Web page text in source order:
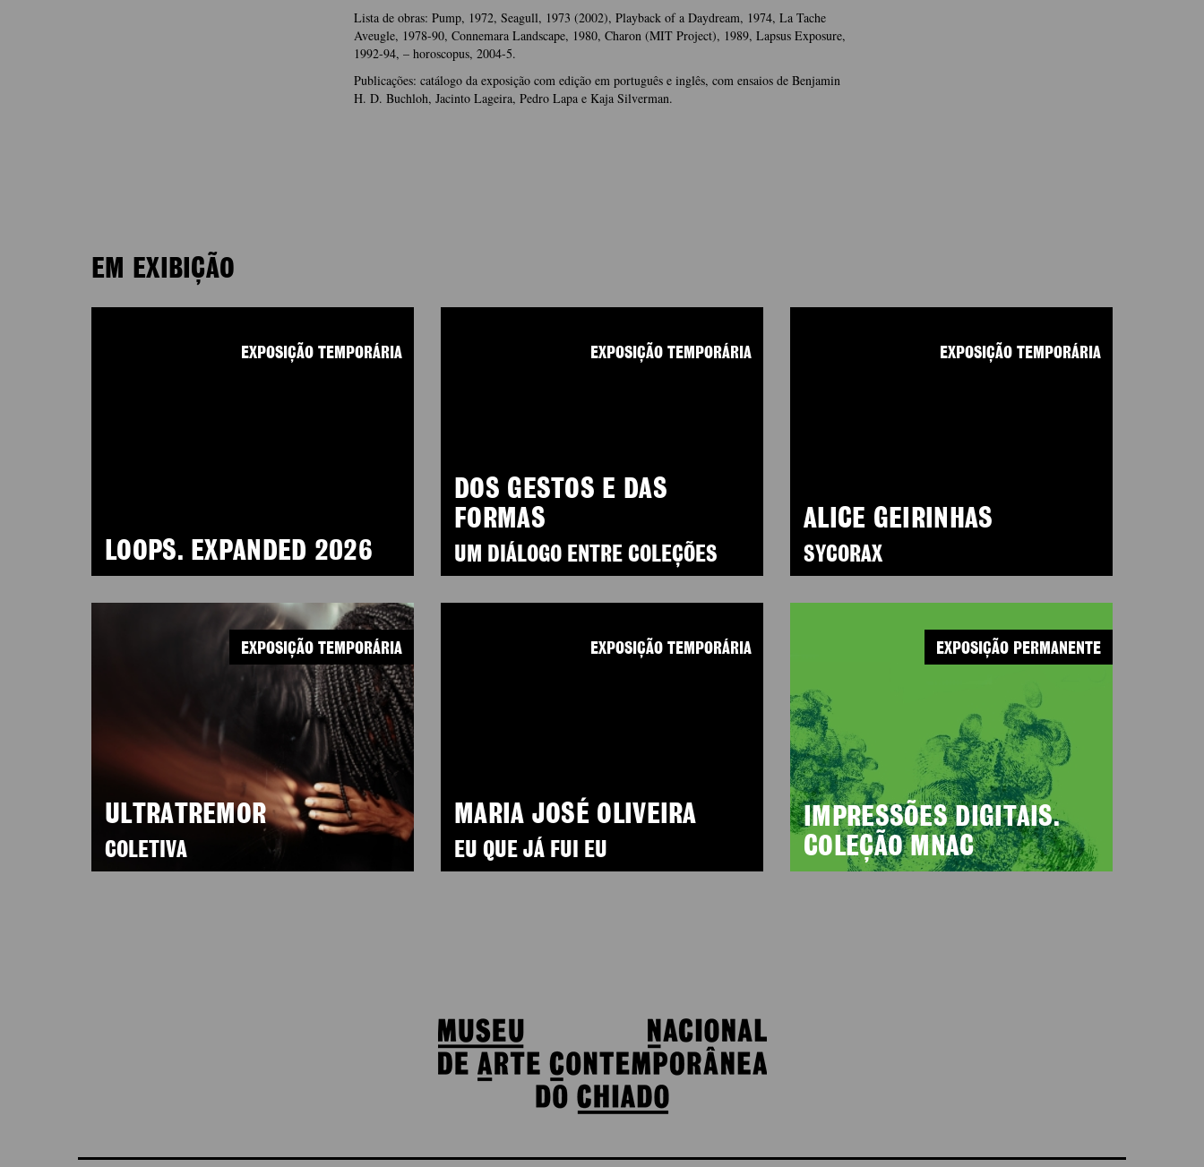
Lista de obras: Pump, 1972, Seagull, 1973 (2002), Playback of a Daydream, 1974, La Tache
Aveugle, 1978-90, Connemara Landscape, 1980, Charon (MIT Project), 1989, Lapsus Exposure,
1992-94, – horoscopus, 2004-5.
Publicações: catálogo da exposição com edição em português e inglês, com ensaios de Benjamin
H. D. Buchloh, Jacinto Lageira, Pedro Lapa e Kaja Silverman.
EM EXIBIÇÃO
LOOPS. EXPANDED 2026
EXPOSIÇÃO TEMPORÁRIA
DOS GESTOS E DAS
FORMAS
UM DIÁLOGO ENTRE COLEÇÕES
EXPOSIÇÃO TEMPORÁRIA
ALICE GEIRINHAS
SYCORAX
EXPOSIÇÃO TEMPORÁRIA
ULTRATREMOR
COLETIVA
EXPOSIÇÃO TEMPORÁRIA
MARIA JOSÉ OLIVEIRA
EU QUE JÁ FUI EU
EXPOSIÇÃO TEMPORÁRIA
IMPRESSÕES DIGITAIS.
COLEÇÃO MNAC
EXPOSIÇÃO PERMANENTE